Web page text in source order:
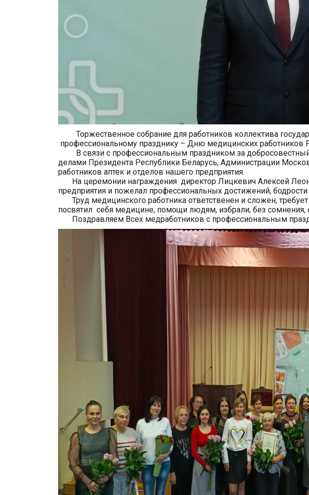
Торжественное собрание для работников коллектива
профессиональному празднику – Дню медицинских работников
В связи с профессиональным праздником за добросовестный
делами Президента Республики Беларусь, Администрации
работников аптек и отделов нашего предприятия.
На церемонии награждения директор Лицкевич Алексей
предприятия и пожелал профессиональных достижений,
Труд медицинского работника ответственен и сложен, требует
посвятил себя медицине, помощи людям, избрали, без сомнения,
Поздравляем Всех медработников с профессиональным